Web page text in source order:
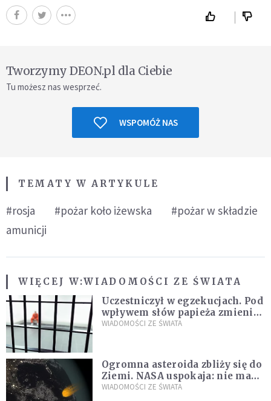
Tworzymy DEON.pl dla Ciebie
Tu możesz nas wesprzeć.
WSPOMÓŻ NAS
TEMATY W ARTYKULE
#rosja #pożar koło iżewska
#pożar w składzie
amunicji
WIĘCEJ W:WIADOMOŚCI ZE ŚWIATA
Uczestniczył w egzekucjach. Pod
wpływem słów papieża zmienił
zdanie
WIADOMOŚCI ZE ŚWIATA
Ogromna asteroida zbliży się do
Ziemi. NASA uspokaja: nie ma
zagrożenia
WIADOMOŚCI ZE ŚWIATA